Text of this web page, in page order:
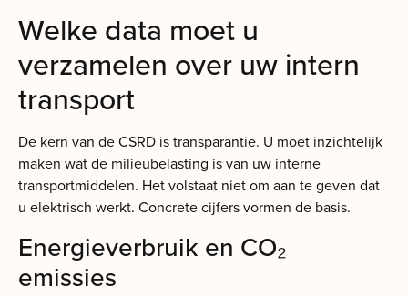
Welke data moet u
verzamelen over uw intern
transport
De kern van de CSRD is transparantie. U moet inzichtelijk
maken wat de milieubelasting is van uw interne
transportmiddelen. Het volstaat niet om aan te geven dat
u elektrisch werkt. Concrete cijfers vormen de basis.
Energieverbruik en CO₂
emissies